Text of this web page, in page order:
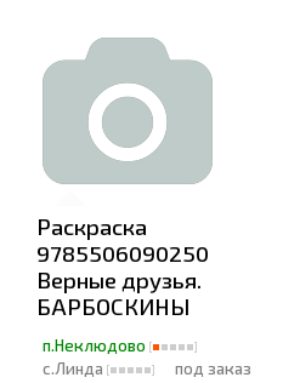
Раскраска
9785506090250
Верные друзья.
БАРБОСКИНЫ
п.Неклюдово
с.Линда
под заказ